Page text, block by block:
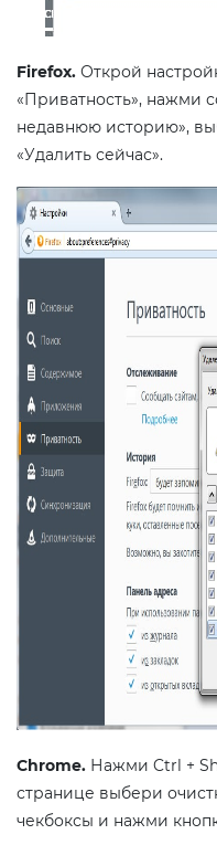
Firefox. Открой
«Приватность», нажми
недавнюю историю»,
«Удалить сейчас».
Chrome. Нажми Ctrl +
странице выбери
чекбоксы и нажми